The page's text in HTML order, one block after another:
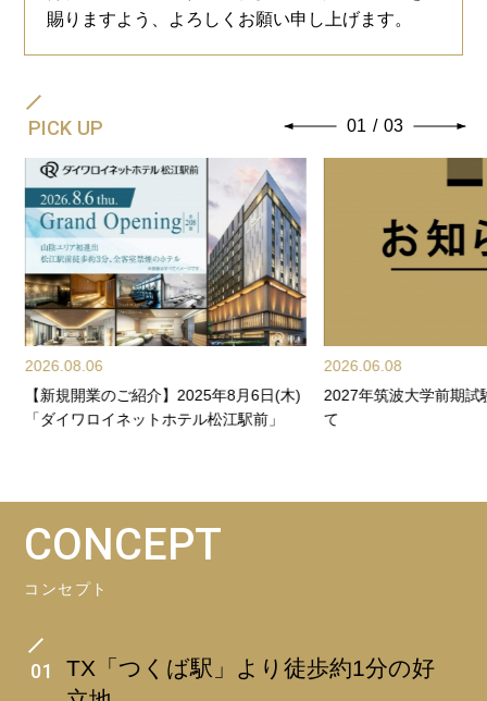
賜りますよう、よろしくお願い申し上げます。
PICK UP
2026.08.06
【新規開業のご紹介】2025年8月6日(木)
「ダイワロイネットホテル松江駅前」
2026.06.08
2027年筑波大学前期試
て
01 / 03
CONCEPT
コンセプト
01
TX「つくば駅」より徒歩約1分の好